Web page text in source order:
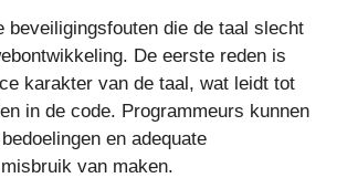
beveiligingsfouten die de taal slecht
De eerste reden is
karakter van de taal, wat leidt tot
in de code. Programmeurs kunnen
en adequate
van maken.